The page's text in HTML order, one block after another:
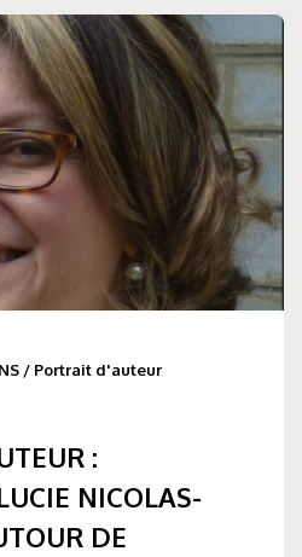
/ Portrait d'auteur
:
NICOLAS-
DE